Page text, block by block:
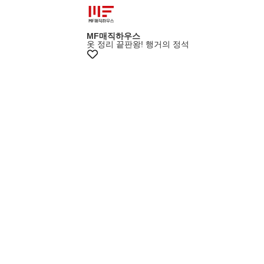
+10%쿠폰
MF매직하우스
옷 정리 끝판왕! 행거의 정석